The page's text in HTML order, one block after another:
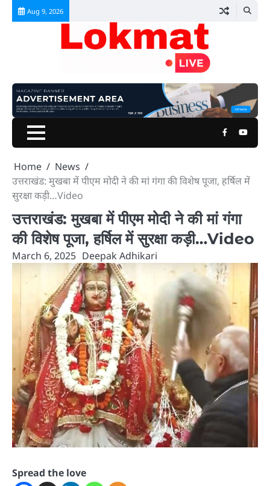
Skip
Aug 9, 2026
Facebook
Home
News
उत्तराखंड: मुखबा में पीएम मोदी ने की मां गंगा की विशेष पूजा, हर्षिल में
सुरक्षा कड़ी…Video
उत्तराखंड: मुखबा में पीएम मोदी ने की मां गंगा
की विशेष पूजा, हर्षिल में सुरक्षा कड़ी…Video
March 6, 2025 Deepak Adhikari
Spread the love